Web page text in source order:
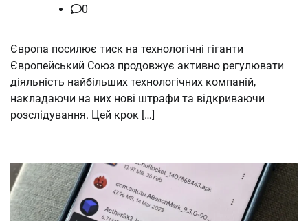
0
Європа посилює тиск на технологічні гіганти
Європейський Союз продовжує активно регулювати
діяльність найбільших технологічних компаній,
накладаючи на них нові штрафи та відкриваючи
розслідування. Цей крок […]